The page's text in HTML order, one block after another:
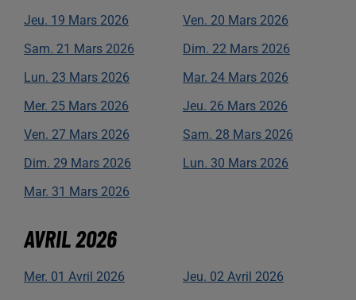
Jeu. 19 Mars 2026 Ven. 20 Mars 2026
Sam. 21 Mars 2026 Dim. 22 Mars 2026
Lun. 23 Mars 2026 Mar. 24 Mars 2026
Mer. 25 Mars 2026 Jeu. 26 Mars 2026
Ven. 27 Mars 2026 Sam. 28 Mars 2026
Dim. 29 Mars 2026 Lun. 30 Mars 2026
Mar. 31 Mars 2026
AVRIL2026
Mer. 01 Avril 2026 Jeu. 02 Avril 2026